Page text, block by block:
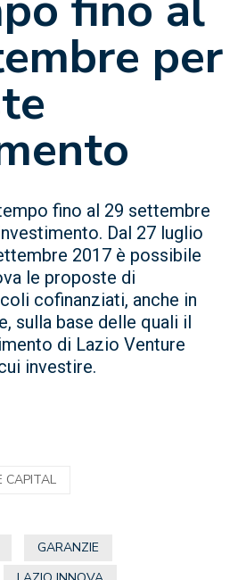
per
fino al 29 settembre
Dal 27 luglio
2017 è possibile
le proposte di
cofinanziati, anche in
sulla base delle quali il
di Lazio Venture
investire.
CAPITAL
GARANZIE